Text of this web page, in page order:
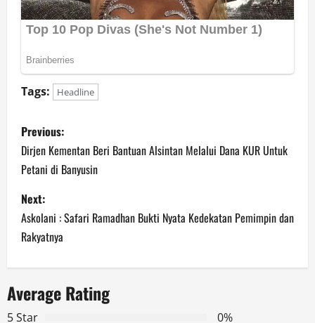
Tags: Headline
P
o
s
t
n
a
v
Previous:
Dirjen Kementan Beri Bantuan Alsintan Melalui Dana KUR Untuk
Petani di Banyusin
Next:
Askolani : Safari Ramadhan Bukti Nyata Kedekatan Pemimpin dan
Rakyatnya
Average Rating
5 Star
0%